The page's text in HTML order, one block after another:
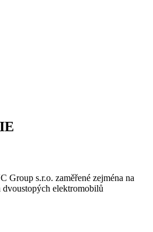
Group s.r.o. zaměřené zejména na
dvoustopých elektromobilů